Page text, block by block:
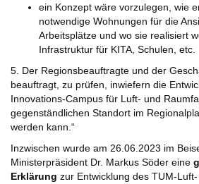
ein Konzept wäre vorzulegen, wie
notwendige Wohnungen für die
Arbeitsplätze und wo sie realisiert
Infrastruktur für KITA, Schulen, etc.
5. Der Regionsbeauftragte und der
beauftragt, zu prüfen, inwiefern die
Innovations-Campus für Luft- und
gegenständlichen Standort im
werden kann.“
Inzwischen wurde am 26.06.2023 im
Ministerpräsident Dr. Markus Söder eine
Erklärung zur Entwicklung des TUM-